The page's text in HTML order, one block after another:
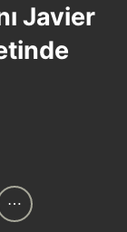
Javier